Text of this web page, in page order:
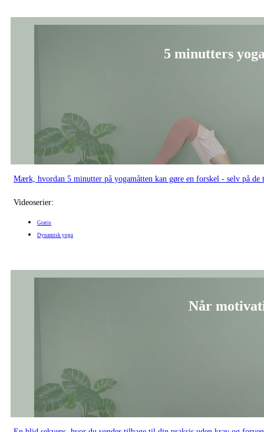
5 minutters
Mærk, hvordan 5 minutter på yogamåtten kan gøre en forskel - selv på de
Videoserier:
Gratis
Dynamisk yoga
Når